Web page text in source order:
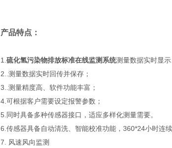
产品特点：
1. 硫化氢污染物排放标准在线监测系统测量数据实时显
2..测量数据实时回传并保存；
3..测量精度高、软件功能丰富；
4.可根据客户需要设定报警参数；
5.同时具备多种传感器接口，适应多样化测量需要。
6.传感器具备自动清洗、智能校准功能，360*24小时连
7. 风速风向监测